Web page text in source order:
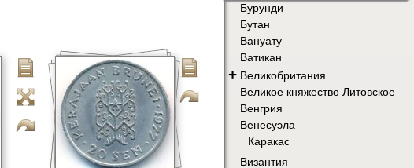
Бурунди
Бутан
Вануату
Ватикан
+ Великобритания
Великое княжество Литовское
Венгрия
Венесуэла
Каракас
Византия